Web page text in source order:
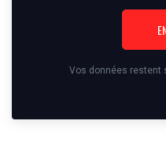
Vos données restent